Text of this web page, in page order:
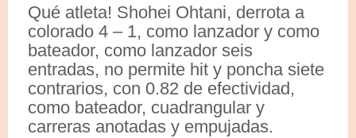
Qué atleta! Shohei Ohtani, derrota a
colorado 4 – 1, como lanzador y como
bateador, como lanzador seis
entradas, no permite hit y poncha siete
contrarios, con 0.82 de efectividad,
como bateador, cuadrangular y
carreras anotadas y empujadas.